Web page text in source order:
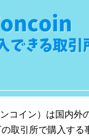
コイン）は国内外
取引所で購入する